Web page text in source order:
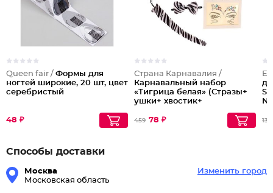
Queen fair / Формы для
ногтей широкие, 20 шт, цвет
серебристый
48 ₽
Страна Карнавалия /
Карнавальный набор
«Тигрица белая» (Стразы+
ушки+ хвостик+
459 78 ₽ 134
Способы доставки
Москва
Московская область
Изменить город